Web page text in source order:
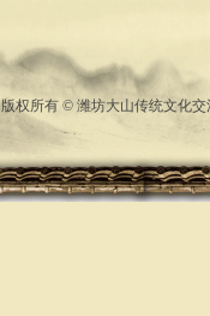
版权所有 © 潍坊大山传统文化交